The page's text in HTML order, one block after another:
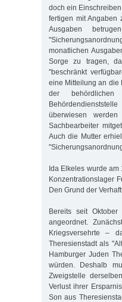
doch ein
fertigen mit Angaben
Ausgaben
monatlichen
Sorge zu tragen,
"beschränkt
eine Mitteilung an die
der
überwiesen
Sachbearbeiter
Auch die Mutter
Ida Elkeles wurde am
Konzentrationslager
Den Grund der
Bereits seit Oktober
angeordnet.
Kriegsversehrte –
Theresienstadt als
Hamburger Juden
würden. Deshalb
Zweigstelle
Verlust ihrer
Son aus